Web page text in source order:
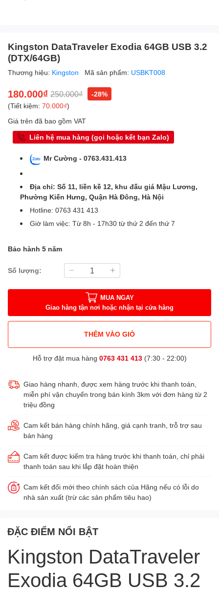
Kingston DataTraveler Exodia 64GB USB 3.2
(DTX/64GB)
Thương hiệu: Kingston Mã sản phẩm: USBKT008
180.000₫ 250.000₫
-28%
(Tiết kiệm: 70.000₫)
Giá trên đã bao gồm VAT
Liên hệ mua hàng (gọi hoặc kết bạn Zalo)
Mr Cường - 0763.431.413
Địa chỉ: Số 11, liền kề 12, khu đấu giá Mậu Lương,
Phường Kiến Hưng, Quận Hà Đông, Hà Nội
Hotline: 0763 431 413
Giờ làm việc: Từ 8h - 17h30 từ thứ 2 đến thứ 7
Bảo hành 5 năm
Số lượng:
MUA NGAY
Giao hàng tận nơi hoặc nhận tại cửa hàng
THÊM VÀO GIỎ
Hỗ trợ đặt mua hàng 0763 431 413(7:30 - 22:00)
Giao hàng nhanh, được xem hàng trước khi thanh toán,
miễn phí vận chuyển trong bán kính 3km với đơn hàng từ 2
triệu đồng
Cam kết bán hàng chính hãng, giá cạnh tranh, trỗ trợ sau
bán hàng
Cam kết được kiểm tra hàng trước khi thanh toán, chỉ phải
thanh toán sau khi lắp đặt hoàn thiện
Cam kết đổi mới theo chính sách của Hãng nếu có lỗi do
nhà sản xuất (trừ các sản phẩm tiêu hao)
ĐẶC ĐIỂM NỔI BẬT
Kingston DataTraveler
Exodia 64GB USB 3.2